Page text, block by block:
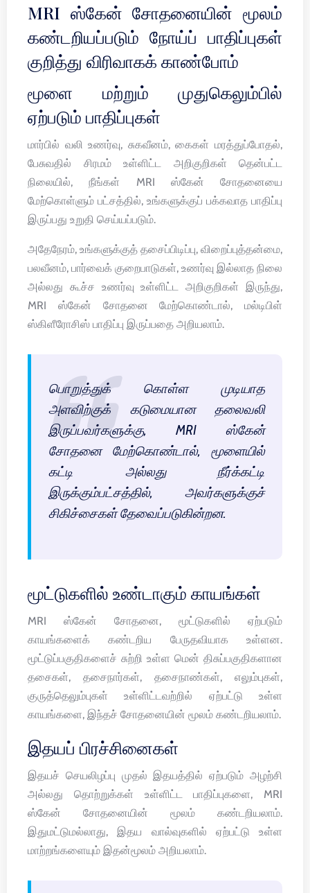
MRI ஸ்கேன் சோதனையின் மூலம்
கண்டறியப்படும் நோய்ப் பாதிப்புகள்
குறித்து விரிவாகக் காண்போம்
மூளை மற்றும் முதுகெலும்பில்
ஏற்படும் பாதிப்புகள்
மார்பில் வலி உணர்வு, சுகவீனம், கைகள் மரத்துப்போதல்,
பேசுவதில் சிரமம் உள்ளிட்ட அறிகுறிகள் தென்பட்ட
நிலையில், நீங்கள் MRI ஸ்கேன் சோதனையை
மேற்கொள்ளும் பட்சத்தில், உங்களுக்குப் பக்கவாத பாதிப்பு
இருப்பது உறுதி செய்யப்படும்.
அதேநேரம், உங்களுக்குத் தசைப்பிடிப்பு, விறைப்புத்தன்மை,
பலவீனம், பார்வைக் குறைபாடுகள், உணர்வு இல்லாத நிலை
அல்லது கூச்ச உணர்வு உள்ளிட்ட அறிகுறிகள் இருந்து,
MRI ஸ்கேன் சோதனை மேற்கொண்டால், மல்டிபிள்
ஸ்கிளீரோசிஸ் பாதிப்பு இருப்பதை அறியலாம்.
பொறுத்துக் கொள்ள முடியாத
அளவிற்குக் கடுமையான தலைவலி
இருப்பவர்களுக்கு, MRI ஸ்கேன்
சோதனை மேற்கொண்டால், மூளையில்
கட்டி அல்லது நீர்க்கட்டி
இருக்கும்பட்சத்தில், அவர்களுக்குச்
சிகிச்சைகள் தேவைப்படுகின்றன.
மூட்டுகளில் உண்டாகும் காயங்கள்
MRI ஸ்கேன் சோதனை, மூட்டுகளில் ஏற்படும்
காயங்களைக் கண்டறிய பேருதவியாக உள்ளன.
மூட்டுப்பகுதிகளைச் சுற்றி உள்ள மென் திசுப்பகுதிகளான
தசைகள், தசைநார்கள், தசைநாண்கள், எலும்புகள்,
குருத்தெலும்புகள் உள்ளிட்டவற்றில் ஏற்பட்டு உள்ள
காயங்களை, இந்தச் சோதனையின் மூலம் கண்டறியலாம்.
இதயப் பிரச்சினைகள்
இதயச் செயலிழப்பு முதல் இதயத்தில் ஏற்படும் அழற்சி
அல்லது தொற்றுக்கள் உள்ளிட்ட பாதிப்புகளை, MRI
ஸ்கேன் சோதனையின் மூலம் கண்டறியலாம்.
இதுமட்டுமல்லாது, இதய வால்வுகளில் ஏற்பட்டு உள்ள
மாற்றங்களையும் இதன்மூலம் அறியலாம்.